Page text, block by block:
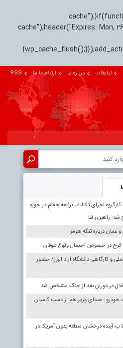
cache");header("Expires: Mon,
تبلیغات درباره ما ارتباط با ما RSS
اجرای تکالیف برنامه هفتم در حوزه
راهبری فنا
عمان درباره تنگه هرمز
در خصوص احتمال وقوع طوفان
و کارگاهی دانشگاه آزاد البرز/ حضور
در دوران بعد از جنگ مشخص شد
خودرو ؛ صدای وزیر هم از دست کاسبان
آینده درخشان منطقه بدون آمریکا در